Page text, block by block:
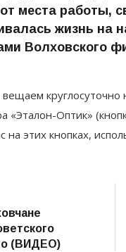
места работы,
жизнь на
Волховского
круглосуточно
«Эталон-Оптик»
этих кнопках,
(ВИДЕО)